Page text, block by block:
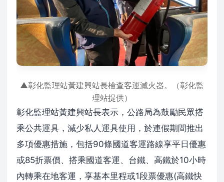
▲彰化監理站黃建興站長檢查客運滅火器。（彰化監
理站提供）
彰化監理站黃建興站長表示，公路局為鼓勵民眾搭
乘公共運具，減少私人運具使用，於連假期間推出
多項優惠措施，包括90條國道客運路線享平日優惠
或85折票價、搭乘國道客運、台鐵、高鐵於10小時
內轉乘在地客運，享基本里程或1段票優惠(高鐵快